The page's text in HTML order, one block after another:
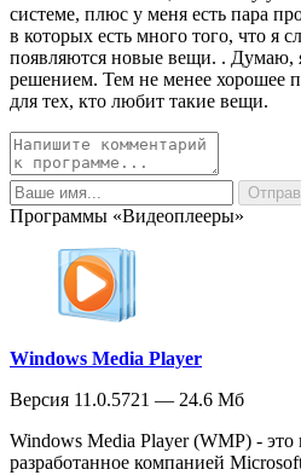
системе, плюс у меня есть пара
в которых есть много того, что я
появляются новые вещи. . Думаю,
решением. Тем не менее хорошее
для тех, кто любит такие вещи.
Программы «Видеоплееры»
Windows Media Player
Версия 11.0.5721 — 24.6 Мб
Windows Media Player (WMP) -
разработанное компанией